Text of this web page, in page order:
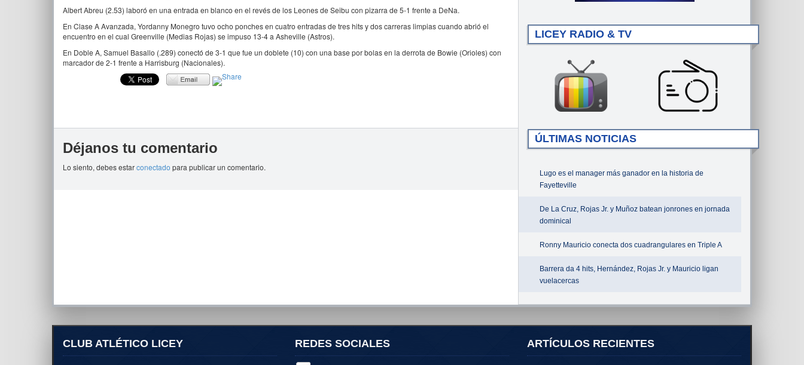
Albert Abreu (2.53) laboró en una entrada en blanco en el revés de los Leones de Seibu con pizarra de 5-1 frente a DeNa.
En Clase A Avanzada, Yordanny Monegro tuvo ocho ponches en cuatro entradas de tres hits y dos carreras limpias cuando abrió el
encuentro en el cual Greenville (Medias Rojas) se impuso 13-4 a Asheville (Astros).
En Doble A, Samuel Basallo (.289) conectó de 3-1 que fue un doblete (10) con una base por bolas en la derrota de Bowie (Orioles) con
marcador de 2-1 frente a Harrisburg (Nacionales).
Déjanos tu comentario
Lo siento, debes estarconectado para publicar un comentario.
LICEY RADIO & TV
ÚLTIMAS NOTICIAS
Lugo es el manager más ganador en la historia de
Fayetteville
De La Cruz, Rojas Jr. y Muñoz batean jonrones en jornada
dominical
Ronny Mauricio conecta dos cuadrangulares en Triple A
Barrera da 4 hits, Hernández, Rojas Jr. y Mauricio ligan
vuelacercas
CLUB ATLÉTICO LICEY REDES SOCIALES ARTÍCULOS RECIENTES